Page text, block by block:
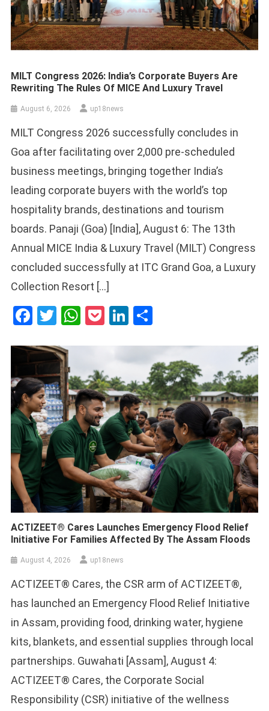
MILT Congress 2026: India’s Corporate Buyers Are
Rewriting The Rules Of MICE And Luxury Travel
August 6, 2026 up18news
MILT Congress 2026 successfully concludes in
Goa after facilitating over 2,000 pre-scheduled
business meetings, bringing together India’s
leading corporate buyers with the world’s top
hospitality brands, destinations and tourism
boards. Panaji (Goa) [India], August 6: The 13th
Annual MICE India & Luxury Travel (MILT) Congress
concluded successfully at ITC Grand Goa, a Luxury
Collection Resort […]
Facebook
Twitter
WhatsApp
PocketLinkedIn
ACTIZEET® Cares Launches Emergency Flood Relief
Initiative For Families Affected By The Assam Floods
August 4, 2026 up18news
ACTIZEET® Cares, the CSR arm of ACTIZEET®,
has launched an Emergency Flood Relief Initiative
in Assam, providing food, drinking water, hygiene
kits, blankets, and essential supplies through local
partnerships. Guwahati [Assam], August 4:
ACTIZEET® Cares, the Corporate Social
Responsibility (CSR) initiative of the wellness